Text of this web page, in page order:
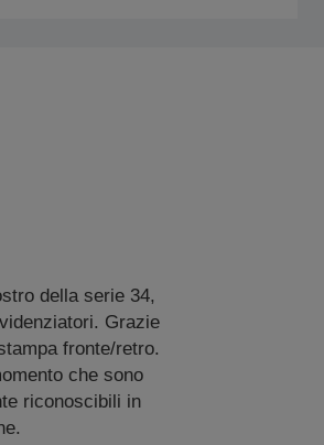
della serie 34,
Grazie
fronte/retro.
che sono
riconoscibili in